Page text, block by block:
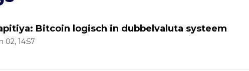
Bitcoin logisch in dubbelvaluta systeem
02, 14:57